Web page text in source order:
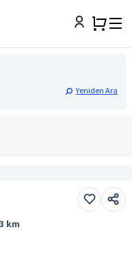
Yeniden Ara
km